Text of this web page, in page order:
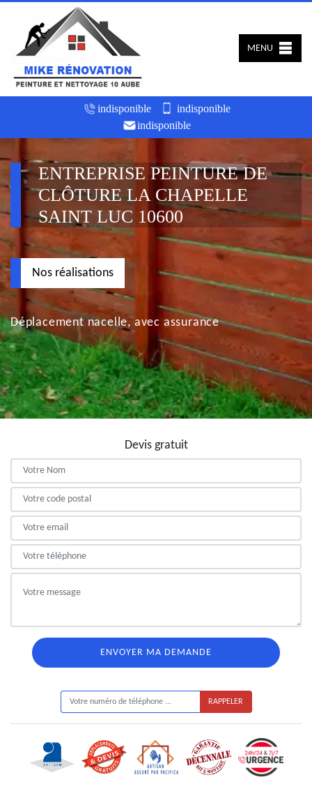
indisponible
indisponible
indisponible
MENU
ENTREPRISE PEINTURE DE
CLÔTURE LA CHAPELLE
SAINT LUC 10600
Nos réalisations
Déplacement nacelle, avec assurance
Devis gratuit